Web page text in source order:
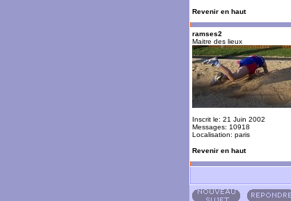
Revenir en haut
ramses2
Maitre des lieux
Inscrit le: 21 Juin 2002
Messages: 10918
Localisation: paris
Revenir en haut